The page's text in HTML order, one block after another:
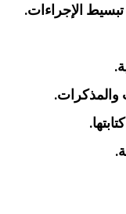
الإجراءات.
والمذكرات.